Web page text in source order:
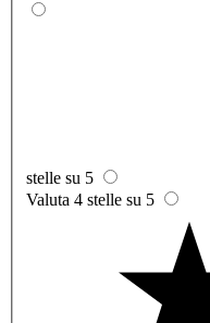
stelle su 5
Valuta 4 stelle su 5